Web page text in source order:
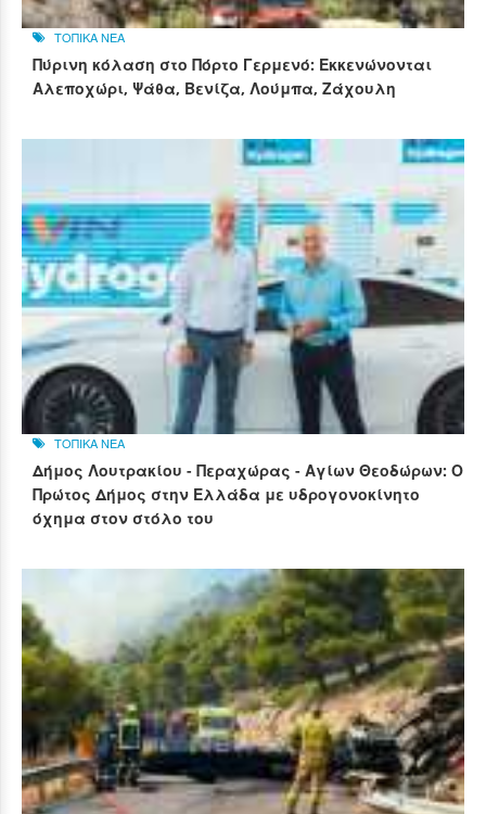
ΤΟΠΙΚΑ ΝΕΑ
Πύρινη κόλαση στο Πόρτο Γερμενό: Εκκενώνονται
Αλεποχώρι, Ψάθα, Βενίζα, Λούμπα, Ζάχουλη
ΤΟΠΙΚΑ ΝΕΑ
Δήμος Λουτρακίου - Περαχώρας - Αγίων Θεοδώρων: Ο
Πρώτος Δήμος στην Ελλάδα με υδρογονοκίνητο
όχημα στον στόλο του